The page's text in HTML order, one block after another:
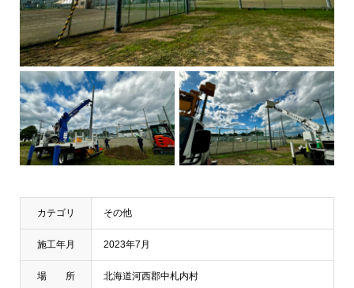
カテゴリ その他
施工年月 2023年7月
場 所 北海道河西郡中札内村